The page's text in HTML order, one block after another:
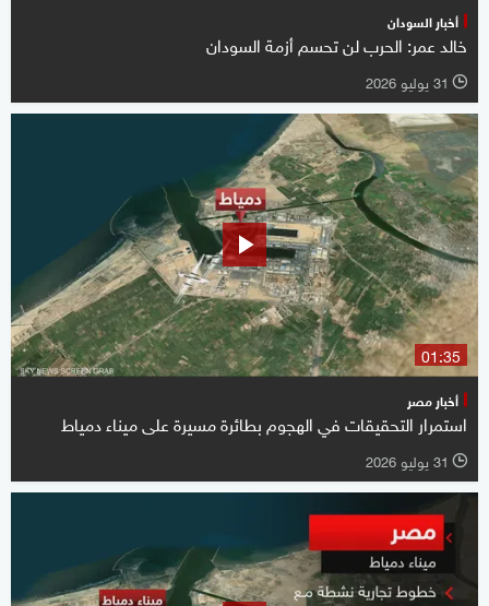
أخبار السودان
خالد عمر: الحرب لن تحسم أزمة السودان
l 31 يوليو 2026
01:35
أخبار مصر
استمرار التحقيقات في الهجوم بطائرة مسيرة على ميناء دمياط
l 31 يوليو 2026